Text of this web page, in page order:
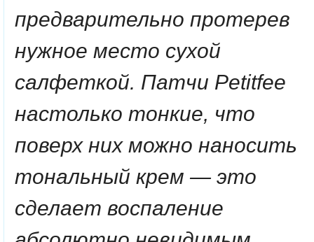
предварительно протерев
нужное место сухой
салфеткой. Патчи Petitfee
настолько тонкие, что
поверх них можно наносить
тональный крем — это
сделает воспаление